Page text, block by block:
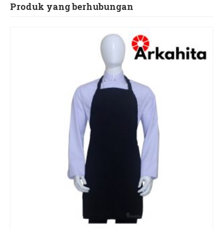
Produk yang berhubungan